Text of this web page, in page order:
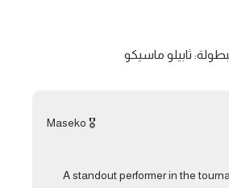
ثابيلو ماسيكو
Maseko 🎖️
A standout performer in the